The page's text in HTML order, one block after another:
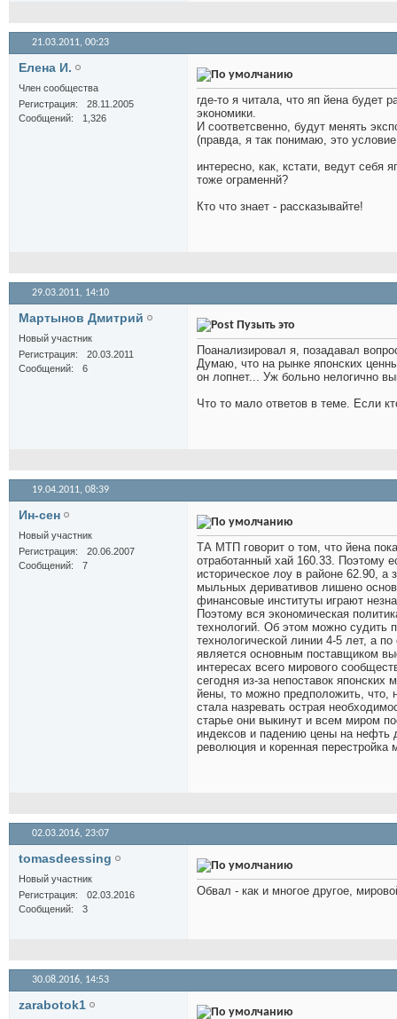
21.03.2011, 00:23
Елена И.
Член сообщества
Регистрация
28.11.2005
Сообщений
1,326
где-то я читала, что яп йена будет
экономики.
И соответсвенно, будут менять
(правда, я так понимаю, это
интересно, как, кстати, ведут себя
тоже ограменнй?
Кто что знает - рассказывайте!
29.03.2011, 14:10
Мартынов Дмитрий
Новый участник
Регистрация
20.03.2011
Сообщений
6
Пузыть это
Поанализировал я, позадавал
Думаю, что на рынке японских
он лопнет... Уж больно нелогично
Что то мало ответов в теме. Если
19.04.2011, 08:39
Ин-сен
Новый участник
Регистрация
20.06.2007
Сообщений
7
ТА МТП говорит о том, что йена
отработанный хай 160.33. Поэтому
историческое лоу в районе 62.90, а
мыльных деривативов лишено
финансовые институты играют
Поэтому вся экономическая
технологий. Об этом можно судить
технологической линии 4-5 лет, а
является основным поставщиком
интересах всего мирового
сегодня из-за непоставок
йены, то можно предположить, что,
стала назревать острая
старье они выкинут и всем миром
индексов и падению цены на нефть
революция и коренная
02.03.2016, 23:07
tomasdeessing
Новый участник
Регистрация
02.03.2016
Сообщений
3
Обвал - как и многое другое,
30.08.2016, 14:53
zarabotok1